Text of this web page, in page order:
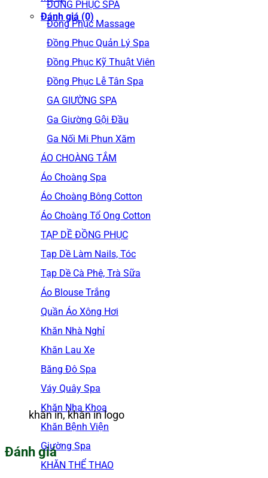
ĐỒNG PHỤC SPA
Đồng Phục Massage
Đồng Phục Quản Lý Spa
Đồng Phục Kỹ Thuật Viên
Đồng Phục Lễ Tân Spa
GA GIƯỜNG SPA
Ga Giường Gội Đầu
Ga Nối Mi Phun Xăm
ÁO CHOÀNG TẮM
Áo Choàng Spa
Áo Choàng Bông Cotton
Áo Choàng Tổ Ong Cotton
TẠP DỀ ĐỒNG PHỤC
Tạp Dề Làm Nails, Tóc
Tạp Dề Cà Phê, Trà Sữa
Áo Blouse Trắng
Quần Áo Xông Hơi
Khăn Nhà Nghỉ
Khăn Lau Xe
Băng Đô Spa
Váy Quây Spa
Khăn Nha Khoa
Khăn Bệnh Viện
Giường Spa
KHĂN THỂ THAO
Đánh giá (0)
khăn in, khăn in logo
Đánh giá